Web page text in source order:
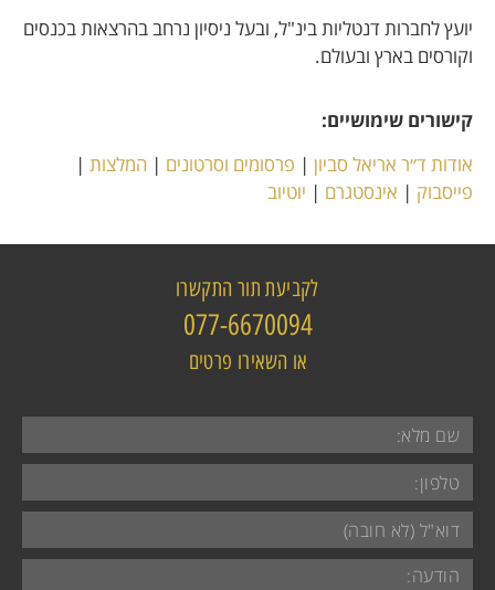
יועץ לחברות דנטליות בינ"ל, ובעל ניסיון נרחב בהרצאות בכנסים
וקורסים בארץ ובעולם.
קישורים שימושיים:
אודות ד״ר אריאל סביון | פרסומים וסרטונים | המלצות |
פייסבוק | אינסטגרם | יוטיוב
לקביעת תור התקשרו
077-6670094
או השאירו פרטים​